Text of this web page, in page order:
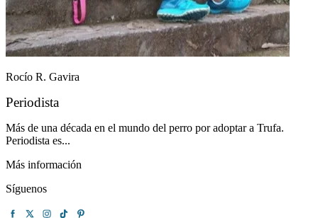
Rocío R. Gavira
Periodista
Más de una década en el mundo del perro por adoptar a Trufa.
Periodista es...
Más información
Síguenos